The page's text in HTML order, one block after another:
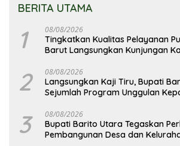
BERITA UTAMA
1 08/08/2026
Tingkatkan Kualitas Pelayanan
Barut Langsungkan Kunjungan
2 08/08/2026
Langsungkan Kaji Tiru, Bupati
Sejumlah Program Unggulan
3 08/08/2026
Bupati Barito Utara Tegaskan
Pembangunan Desa dan